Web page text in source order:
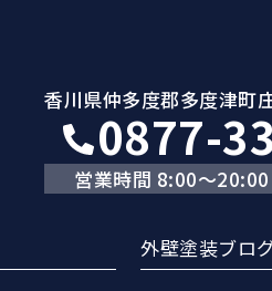
香川県仲多度郡多度津町
0877-
営業時間 8:00～
外壁塗装ブロ